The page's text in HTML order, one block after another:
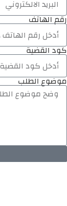
رقم الهاتف
كود القضية
موضوع الطلب